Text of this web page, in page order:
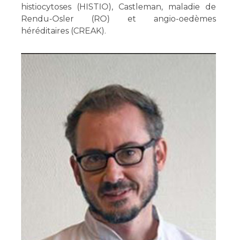
histiocytoses (HISTIO), Castleman, maladie de
Rendu-Osler (RO) et angio-oedèmes
héréditaires (CREAK).